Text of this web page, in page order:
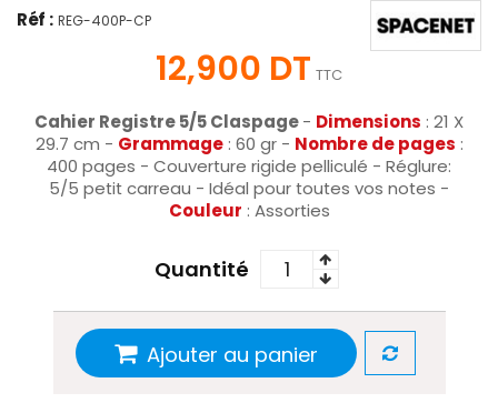
Réf : REG-400P-CP
12,900 DT TTC
Cahier Registre 5/5 Claspage- Dimensions : 21 X
29.7 cm - Grammage : 60 gr - Nombre de pages :
400 pages - Couverture rigide pelliculé - Réglure:
5/5 petit carreau - Idéal pour toutes vos notes -
Couleur : Assorties
Quantité
Ajouter au panier